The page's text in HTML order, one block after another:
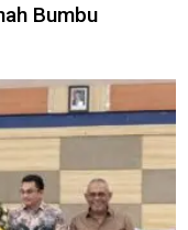
Bumbu